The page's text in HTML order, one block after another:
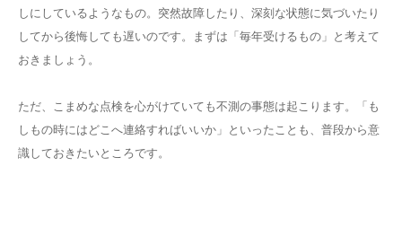
しにしているようなもの。突然故障したり、深刻な状態に気づいたり
してから後悔しても遅いのです。まずは「毎年受けるもの」と考えて
おきましょう。
ただ、こまめな点検を心がけていても不測の事態は起こります。「も
しもの時にはどこへ連絡すればいいか」といったことも、普段から意
識しておきたいところです。